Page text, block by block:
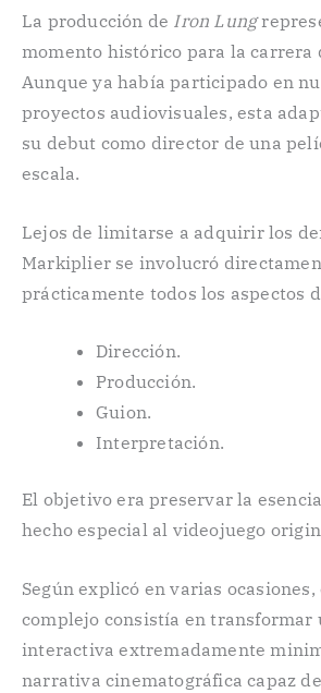
La producción de Iron Lung
momento histórico para la carrera
Aunque ya había participado en
proyectos audiovisuales, esta
su debut como director de una
escala.
Lejos de limitarse a adquirir los
Markiplier se involucró
prácticamente todos los aspectos
Dirección.
Producción.
Guion.
Interpretación.
El objetivo era preservar la
hecho especial al videojuego
Según explicó en varias
complejo consistía en transformar
interactiva extremadamente
narrativa cinematográfica capaz